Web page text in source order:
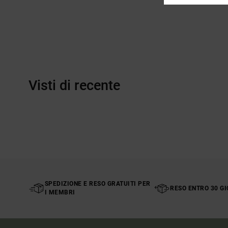
Visti di recente
SPEDIZIONE E RESO GRATUITI PER
I MEMBRI
RESO ENTRO 30